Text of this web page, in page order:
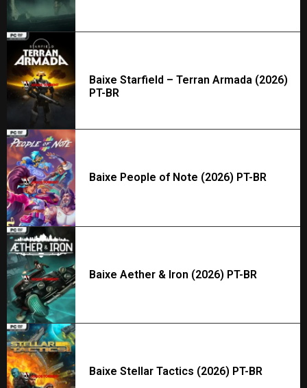
Baixe Starfield – Terran Armada (2026)
PT-BR
Baixe People of Note (2026) PT-BR
Baixe Aether & Iron (2026) PT-BR
Baixe Stellar Tactics (2026) PT-BR